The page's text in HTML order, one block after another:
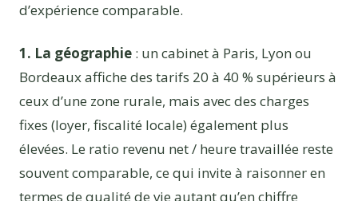
d’expérience comparable.
1. La géographie : un cabinet à Paris, Lyon ou
Bordeaux affiche des tarifs 20 à 40 % supérieurs à
ceux d’une zone rurale, mais avec des charges
fixes (loyer, fiscalité locale) également plus
élevées. Le ratio revenu net / heure travaillée reste
souvent comparable, ce qui invite à raisonner en
termes de qualité de vie autant qu’en chiffre